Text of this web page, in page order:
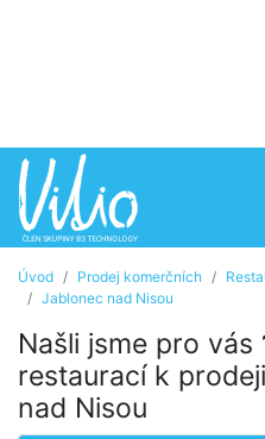
Úvod Prodej komerčních
Jablonec nad Nisou
Našli jsme pro vás
restaurací k
nad Nisou